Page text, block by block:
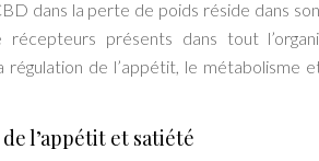
dans la perte de poids réside dans
récepteurs présents dans tout
régulation de l’appétit, le métabolisme
l’appétit et satiété